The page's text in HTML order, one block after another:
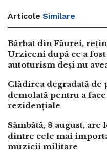
Articole Similare
Bărbat din Făurei,
Urziceni după ce a
autoturism deși nu
Clădirea degradată de
demolată pentru a
rezidențiale
Sâmbătă, 8 august,
dintre cele mai
muzicii militare